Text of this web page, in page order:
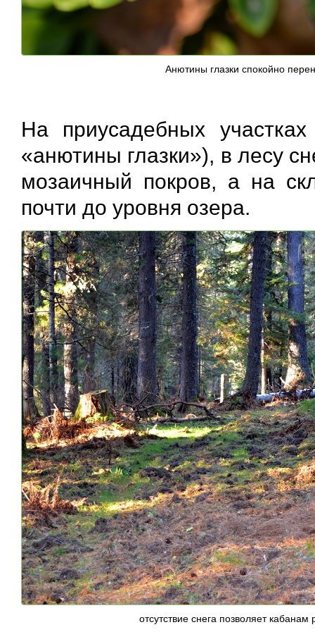
Анютины глазки спокойно
На приусадебных
«анютины глазки»), в лесу
мозаичный покров, а на
почти до уровня озера.
отсутствие снега позволяет